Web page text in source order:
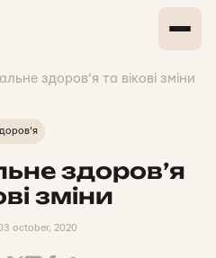
здоров’я та вікові зміни
здоров’я
зміни
october, 2020